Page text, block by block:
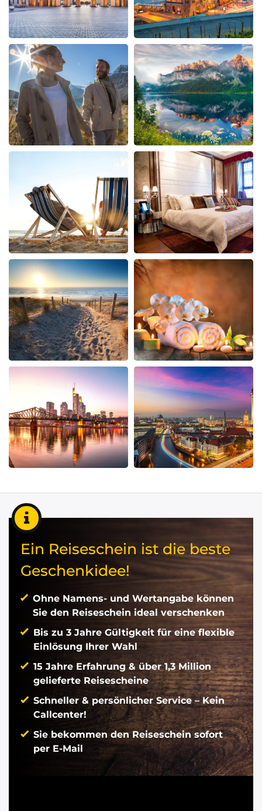
Ein Reiseschein ist die beste
Geschenkidee!
Ohne Namens- und Wertangabe können
Sie den Reiseschein ideal verschenken
Bis zu 3 Jahre Gültigkeit für eine flexible
Einlösung Ihrer Wahl
15 Jahre Erfahrung & über 1,3 Million
gelieferte Reisescheine
Schneller & persönlicher Service – Kein
Callcenter!
Sie bekommen den Reiseschein sofort
per E-Mail